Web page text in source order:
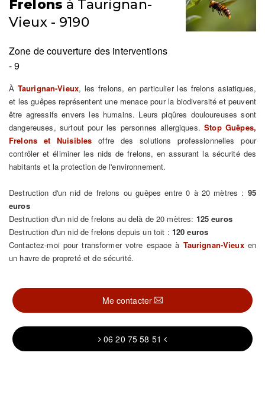
Frelons à Taurignan-
Vieux - 9190
Zone de couverture des interventions
- 9
À Taurignan-Vieux, les frelons, en particulier les frelons asiatiques,
et les guêpes représentent une menace pour la biodiversité et peuvent
être agressifs envers les humains. Leurs piqûres douloureuses sont
dangereuses, surtout pour les personnes allergiques.Stop Guêpes,
Frelons et Nuisibles offre des solutions professionnelles pour
contrôler et éliminer les nids de frelons, en assurant la sécurité des
habitants et la protection de l'environnement.
Destruction d'un nid de frelons ou guêpes entre 0 à 20 mètres : 95
euros
Destruction d'un nid de frelons au delà de 20 mètres: 125 euros
Destruction d'un nid de frelons depuis un toit : 120 euros
Contactez-moi pour transformer votre espace à Taurignan-Vieuxen
un havre de propreté et de sécurité.
Me contacter
06 20 75 58 51